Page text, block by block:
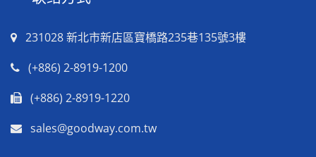
231028 新北市新店區寶橋路235巷135號3樓
(+886) 2-8919-1200
(+886) 2-8919-1220
sales@goodway.com.tw